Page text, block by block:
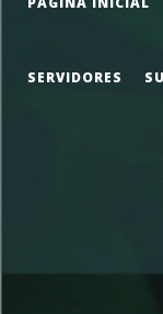
SERVIDORES